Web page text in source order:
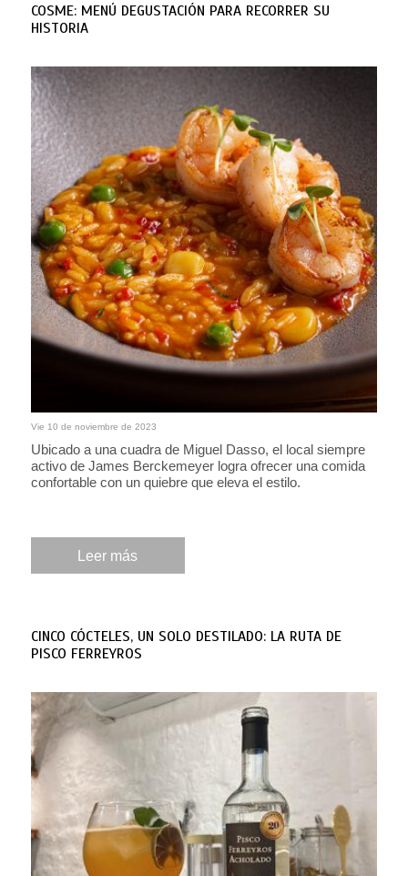
COSME: MENÚ DEGUSTACIÓN PARA RECORRER SU
HISTORIA
Vie 10 de noviembre de 2023
Ubicado a una cuadra de Miguel Dasso, el local siempre
activo de James Berckemeyer logra ofrecer una comida
confortable con un quiebre que eleva el estilo.
Leer más
CINCO CÓCTELES, UN SOLO DESTILADO: LA RUTA DE
PISCO FERREYROS